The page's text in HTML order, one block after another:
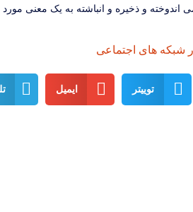
اندوخته و ذخیره و انباشته به یک معنی مورد
شبکه های اجتماعی
توییتر ایمیل